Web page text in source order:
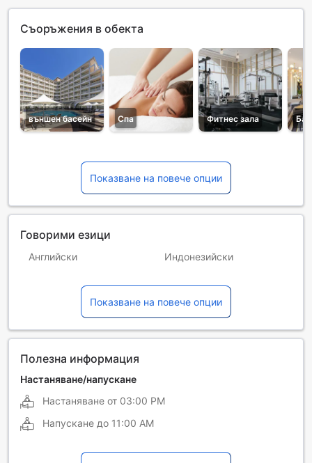
Съоръжения в обекта
външен басейн Спа Фитнес зала Бар
Показване на повече опции
Говорими езици
Английски Индонезийски
Китайски (мандарин) Френски
Японски
Показване на повече опции
Полезна информация
Настаняване/напускане
Настаняване от 03:00 PM
Напускане до 11:00 AM